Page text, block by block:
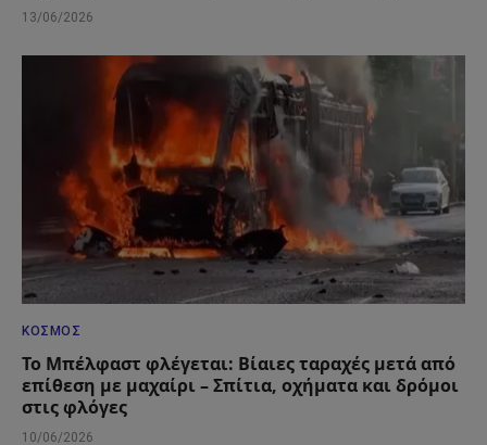
13/06/2026
ΚΌΣΜΟΣ
Το Μπέλφαστ φλέγεται: Βίαιες ταραχές μετά από
επίθεση με μαχαίρι – Σπίτια, οχήματα και δρόμοι
στις φλόγες
10/06/2026